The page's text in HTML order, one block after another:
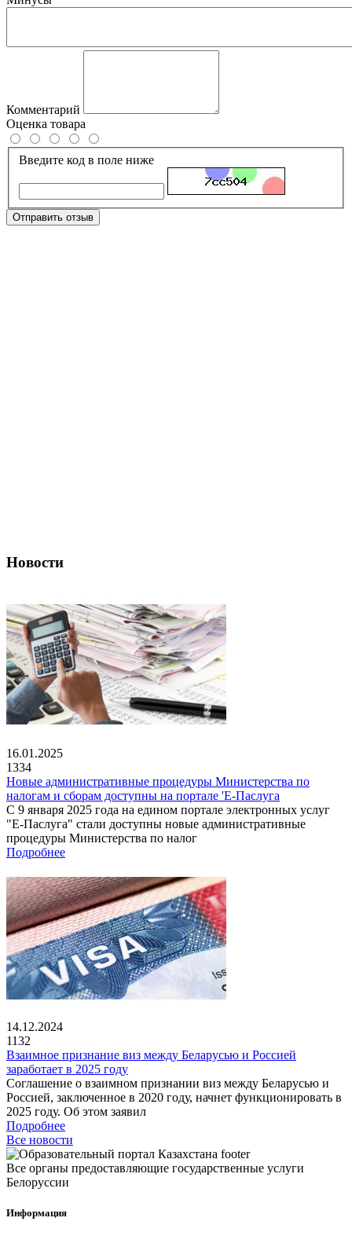
Комментарий
Оценка товара
Введите код в поле ниже
Отправить отзыв
Новости
16.01.2025
1334
Новые административные процедуры Министерства по
налогам и сборам доступны на портале 'Е-Паслуга
С 9 января 2025 года на едином портале электронных услуг
"Е-Паслуга" стали доступны новые административные
процедуры Министерства по налог
Подробнее
14.12.2024
1132
Взаимное признание виз между Беларусью и Россией
заработает в 2025 году
Соглашение о взаимном признании виз между Беларусью и
Россией, заключенное в 2020 году, начнет функционировать в
2025 году. Об этом заявил
Подробнее
Все новости
Все органы предоставляющие государственные услуги
Белоруссии
Информация